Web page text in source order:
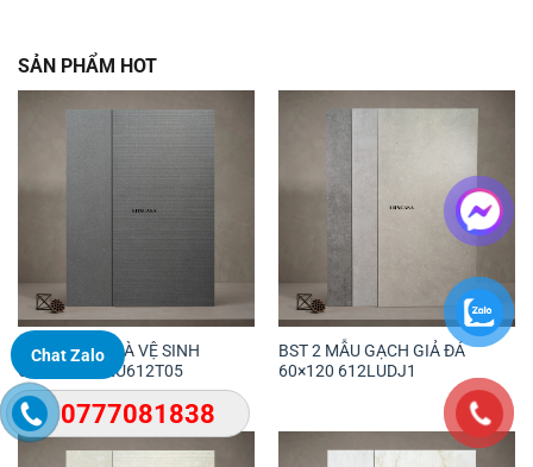
SẢN PHẨM HOT
BST GẠCH NHÀ VỆ SINH
60×120 612LU612T05
BST 2 MẪU GẠCH GIẢ ĐÁ
60×120 612LUDJ1
Chat Zalo
0777081838